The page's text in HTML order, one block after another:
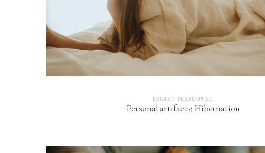
PROJET PERSONNEL
Personal artifacts: Hibernation